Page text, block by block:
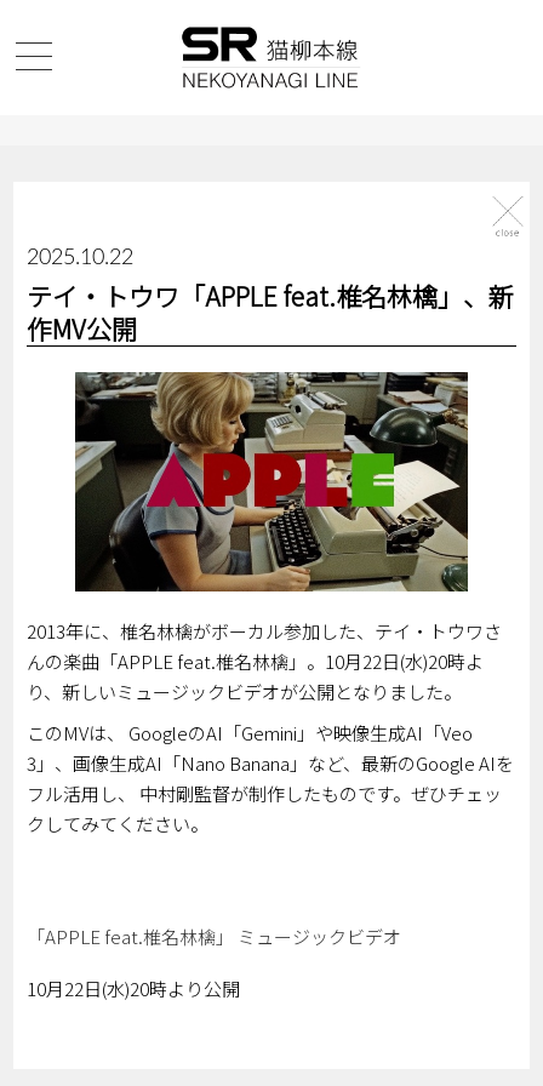
2025.10.22
テイ・トウワ「APPLE feat.椎名林檎」、新
作MV公開
2013年に、椎名林檎がボーカル参加した、テイ・トウワさ
んの楽曲「APPLE feat.椎名林檎」。10月22日(水)20時よ
り、新しいミュージックビデオが公開となりました。
このMVは、 GoogleのAI「Gemini」や映像生成AI「Veo
3」、画像生成AI「Nano Banana」など、最新のGoogle AIを
フル活用し、 中村剛監督が制作したものです。ぜひチェッ
クしてみてください。
「APPLE feat.椎名林檎」 ミュージックビデオ
10月22日(水)20時より公開